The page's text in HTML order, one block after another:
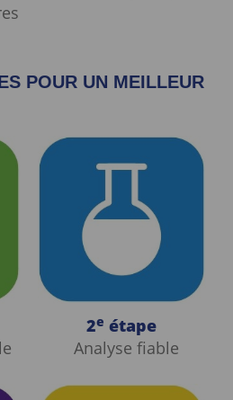
POUR UN MEILLEUR
2e étape
Analyse fiable